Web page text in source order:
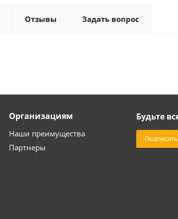
Отзывы Задать вопрос
Организациям
Наши преимущества
Партнеры
Будьте